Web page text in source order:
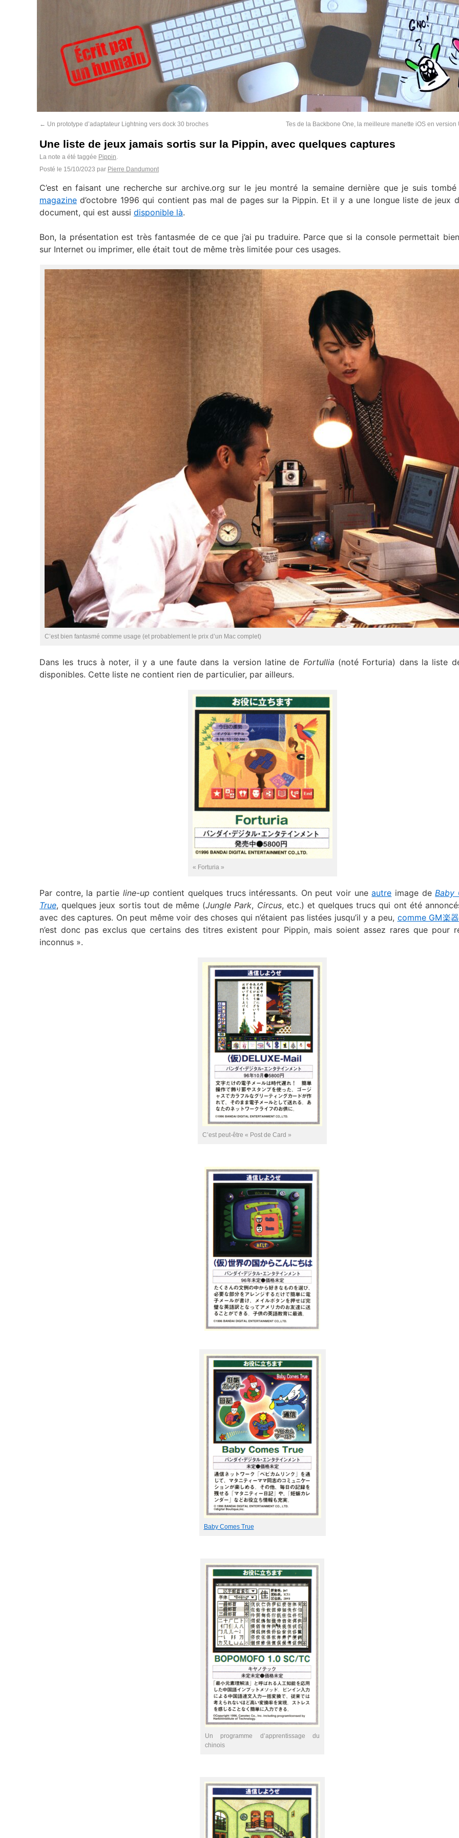
← Un prototype d’adaptateur Lightning vers dock 30 broches Tes de la Backbone One, la meilleure manette iOS en version
Une liste de jeux jamais sortis sur la Pippin, avec quelques captures
La note a été taggée Pippin.
Posté le 15/10/2023 par Pierre Dandumont
C’est en faisant une recherche sur archive.org sur le jeu montré la semaine dernière que je suis tombé
magazine d’octobre 1996 qui contient pas mal de pages sur la Pippin. Et il y a une longue liste de jeux
document, qui est aussi disponible là.
Bon, la présentation est très fantasmée de ce que j’ai pu traduire. Parce que si la console permettait bien
sur Internet ou imprimer, elle était tout de même très limitée pour ces usages.
C’est bien fantasmé comme usage (et probablement le prix d’un Mac complet)
Dans les trucs à noter, il y a une faute dans la version latine de Fortullia (noté Forturia) dans la liste
disponibles. Cette liste ne contient rien de particulier, par ailleurs.
« Forturia »
Par contre, la partie line-up contient quelques trucs intéressants. On peut voir uneautre image deBaby
True, quelques jeux sortis tout de même (Jungle Park, Circus, etc.) et quelques trucs qui ont été
avec des captures. On peut même voir des choses qui n’étaient pas listées jusqu’il y a peu, comme GM楽
n’est donc pas exclus que certains des titres existent pour Pippin, mais soient assez rares que pour
inconnus ».
C’est peut-être « Post de Card »
Baby Comes True
Un programme d’apprentissage du
chinois